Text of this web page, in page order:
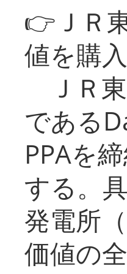
👉ＪＲ
値を購
ＪＲ
である
PPAを
する。
発電所
価値の